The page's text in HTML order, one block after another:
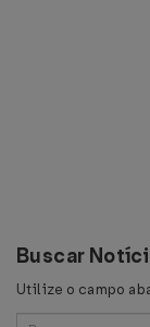
Buscar
Utilize o campo